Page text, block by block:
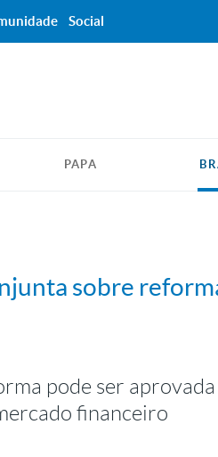
PAPA
sobre
pode ser aprovada
financeiro
Social